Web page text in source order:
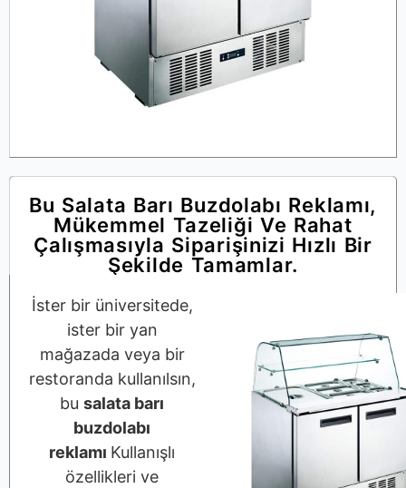
Bu Salata Barı Buzdolabı Reklamı,
Mükemmel Tazeliği Ve Rahat
Çalışmasıyla Siparişinizi Hızlı Bir
Şekilde Tamamlar.
İster bir üniversitede,
ister bir yan
mağazada veya bir
restoranda kullanılsın,
busalata barı
buzdolabı
reklamı Kullanışlı
özellikleri ve